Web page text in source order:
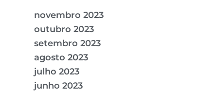
novembro 2023
outubro 2023
setembro 2023
agosto 2023
julho 2023
junho 2023